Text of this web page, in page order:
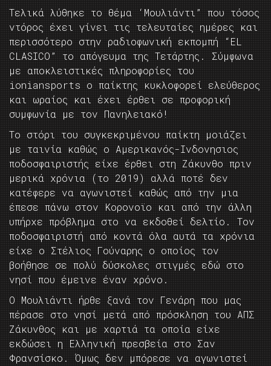
Τελικά λύθηκε το θέμα ‘Μουλιάντι” που τόσος
ντόρος έχει γίνει τις τελευταίες ημέρες και
περισσότερο στην ραδιοφωνική εκπομπή “EL
CLASICO” το απόγευμα της Τετάρτης. Σύμφωνα
με αποκλειστικές πληροφορίες του
ioniansports ο παίκτης κυκλοφορεί ελεύθερος
και ωραίος και έχει έρθει σε προφορική
συμφωνία με τον Πανηλειακό!
Το στόρι του συγκεκριμένου παίκτη μοιάζει
με ταινία καθώς ο Αμερικανός-Ινδονησιος
ποδοσφαιριστής είχε έρθει στη Ζάκυνθο πριν
μερικά χρόνια (το 2019) αλλά ποτέ δεν
κατέφερε να αγωνιστεί καθώς από την μια
έπεσε πάνω στον Κορονοϊο και από την άλλη
υπήρχε πρόβλημα στο να εκδοθεί δελτίο. Τον
ποδοσφαιριστή από κοντά όλα αυτά τα χρόνια
είχε ο Στέλιος Γούναρης ο οποίος τον
βοήθησε σε πολύ δύσκολες στιγμές εδώ στο
νησί που έμεινε έναν χρόνο.
Ο Μουλιάντι ήρθε ξανά τον Γενάρη που μας
πέρασε στο νησί μετά από πρόσκληση του ΑΠΣ
Ζάκυνθος και με χαρτιά τα οποία είχε
εκδώσει η Ελληνική πρεσβεία στο Σαν
Φρανσίσκο. Όμως δεν μπόρεσε να αγωνιστεί